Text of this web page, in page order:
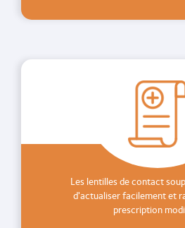
Les lentilles de contact
d'actualiser facilement et
prescription